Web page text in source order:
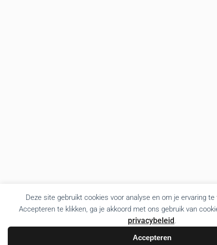
Deze site gebruikt cookies voor analyse en om je ervaring
Accepteren te klikken, ga je akkoord met ons gebruik van
privacybeleid.
Accepteren